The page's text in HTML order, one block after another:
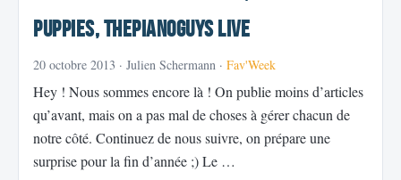
Puppies, ThePianoGuys Live
20 octobre 2013 · Julien Schermann · Fav'Week
Hey ! Nous sommes encore là ! On publie moins d’articles
qu’avant, mais on a pas mal de choses à gérer chacun de
notre côté. Continuez de nous suivre, on prépare une
surprise pour la fin d’année ;) Le …